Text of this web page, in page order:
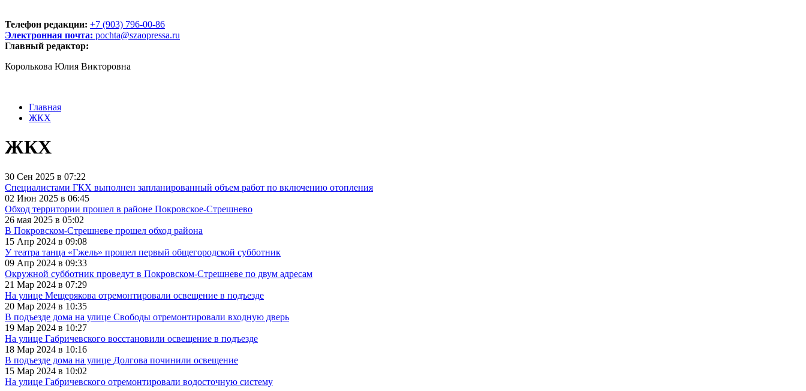
Телефон редакции: +7 (903) 796-00-86
Электронная почта: pochta@szaopressa.ru
Главный редактор:
Королькова Юлия Викторовна
Главная
ЖКХ
ЖКХ
30 Сен 2025 в 07:22
Специалистами ГКХ выполнен запланированный объем работ по включению отопления
02 Июн 2025 в 06:45
Обход территории прошел в районе Покровское-Стрешнево
26 мая 2025 в 05:02
В Покровском-Стрешневе прошел обход района
15 Апр 2024 в 09:08
У театра танца «Гжель» прошел первый общегородской субботник
09 Апр 2024 в 09:33
Окружной субботник проведут в Покровском-Стрешневе по двум адресам
21 Мар 2024 в 07:29
На улице Мещерякова отремонтировали освещение в подъезде
20 Мар 2024 в 10:35
В подъезде дома на улице Свободы отремонтировали входную дверь
19 Мар 2024 в 10:27
На улице Габричевского восстановили освещение в подъезде
18 Мар 2024 в 10:16
В подъезде дома на улице Долгова починили освещение
15 Мар 2024 в 10:02
На улице Габричевского отремонтировали водосточную систему